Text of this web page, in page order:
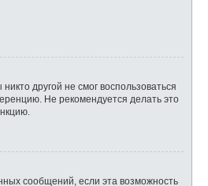
другой не смог воспользоваться
Не рекомендуется делать это
сообщений, если эта возможность